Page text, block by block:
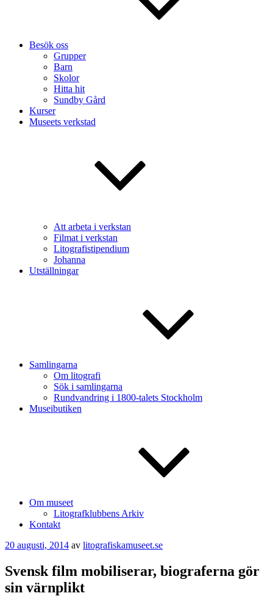
Besök oss
Grupper
Barn
Skolor
Hitta hit
Sundby Gård
Kurser
Museets verkstad
Att arbeta i verkstan
Filmat i verkstan
Litografistipendium
Johanna
Utställningar
Samlingarna
Om litografi
Sök i samlingarna
Rundvandring i 1800-talets Stockholm
Museibutiken
Om museet
Litografklubbens Arkiv
Kontakt
Publicerat
20 augusti, 2014 av litografiskamuseet.se
Svensk film mobiliserar, biograferna gör
sin värnplikt